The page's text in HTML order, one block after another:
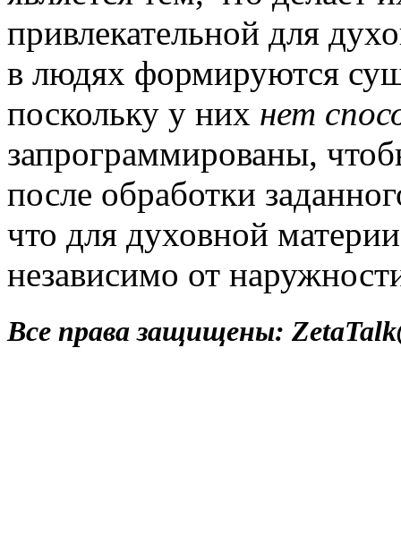
привлекательной для
в людях формируются
поскольку у них нет
запрограммированы,
после обработки
что для духовной
независимо от
Все права защищены: